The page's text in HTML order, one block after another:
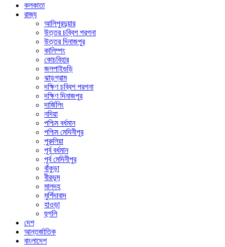
কলকাতা
রাজ্য
আলিপুরদুয়ার
উত্তর চব্বিশ পরগনা
উত্তর দিনাজপুর
কালিম্পং
কোচবিহার
জলপাইগুড়ি
ঝাড়গ্রাম
দক্ষিণ চব্বিশ পরগনা
দক্ষিণ দিনাজপুর
দার্জিলিং
নদিয়া
পশ্চিম বর্ধমান
পশ্চিম মেদিনীপুর
পুরুলিয়া
পূর্ব বর্ধমান
পূর্ব মেদিনীপুর
বাঁকুড়া
বীরভূম
মালদহ
মুর্শিদাবাদ
হাওড়া
হুগলি
দেশ
আন্তর্জাতিক
বাংলাদেশ